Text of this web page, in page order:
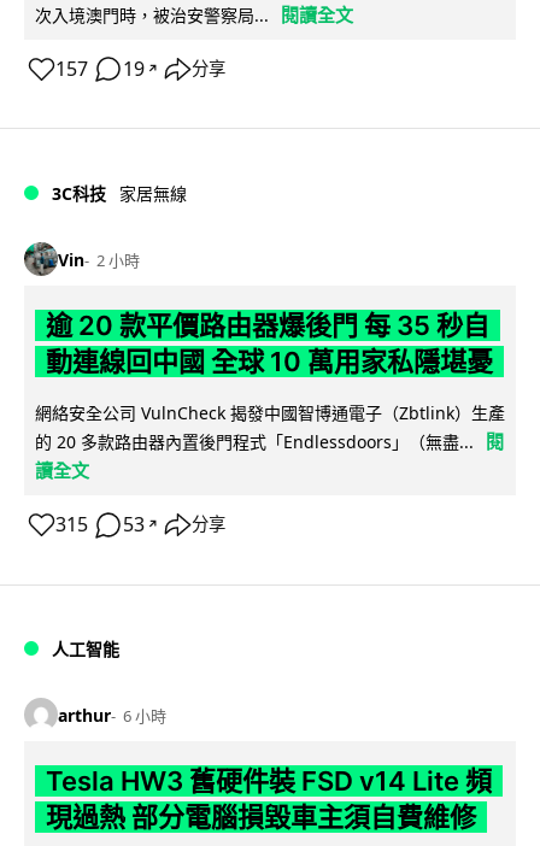
次入境澳門時，被治安警察局...
閱讀全文
157 19 ↗ 分享
3C科技 家居無線
Vin 2 小時
逾 20 款平價路由器爆後門 每 35 秒自
動連線回中國 全球 10 萬用家私隱堪憂
網絡安全公司 VulnCheck 揭發中國智博通電子（Zbtlink）生產
的 20 多款路由器內置後門程式「Endlessdoors」（無盡...
閱
讀全文
315 53 ↗ 分享
人工智能
arthur 6 小時
Tesla HW3 舊硬件裝 FSD v14 Lite 頻
現過熱 部分電腦損毀車主須自費維修